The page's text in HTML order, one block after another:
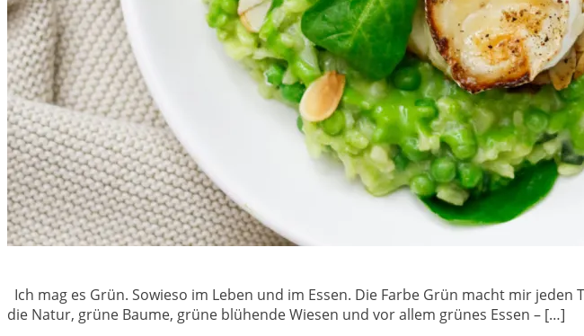
Ich mag es Grün. Sowieso im Leben und im Essen. Die Farbe Grün macht mir
die Natur, grüne Baume, grüne blühende Wiesen und vor allem grünes Essen – […]